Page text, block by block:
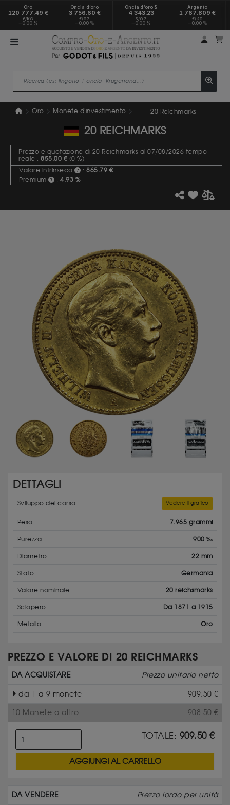
Oro
120 777.49 €
€/KG
0.00 %
Oncia d’oro
3 756.60 €
€/OZ
0.00 %
Oncia d’oro $
4 343.23
$/OZ
0.00 %
Argento
1 767.809 €
€/KG
0.00 %
Il mio
Oro Monete d'investimento 20 Reichmarks
20 REICHMARKS
Prezzo e quotazione di 20 Reichmarks al 07/08/2026 tempo
reale : 855.00 € (0 %)
Valore intrinseco
: 865.79 €
Premium
: 4.93 %
DETTAGLI
Sviluppo del corso Vedere il grafico
Peso 7.965 grammi
Purezza 900 ‰
Diametro 22 mm
Stato Germania
Valore nominale 20 reichsmarks
Sciopero Da 1871 a 1915
Metallo Oro
PREZZO E VALORE DI 20 REICHMARKS
DA ACQUISTARE Prezzo unitario netto
da 1 a 9 monete 909.50 €
10 Monete o altro 908.50 €
TOTALE: 909.50€
AGGIUNGI AL CARRELLO
DA VENDERE Prezzo lordo per unità